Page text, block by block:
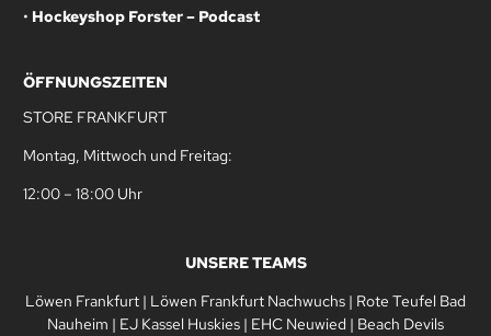
• Hockeyshop Forster – Podcast
ÖFFNUNGSZEITEN
STORE FRANKFURT
Montag, Mittwoch und Freitag:
12:00 – 18:00 Uhr
UNSERE TEAMS
Löwen Frankfurt | Löwen Frankfurt Nachwuchs | Rote Teufel Bad
Nauheim | EJ Kassel Huskies | EHC Neuwied | Beach Devils